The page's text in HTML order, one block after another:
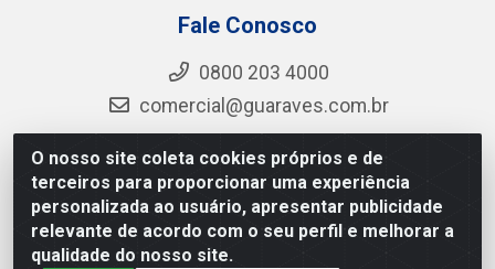
O nosso site coleta cookies próprios e de
terceiros para proporcionar uma experiência
personalizada ao usuário, apresentar publicidade
relevante de acordo com o seu perfil e melhorar a
qualidade do nosso site.
Fale Conosco
0800 203 4000
comercial@guaraves.com.br
Guaraves - PB 075 KM 2, S/N - Zona Rural, Guarabira/PB
- CEP 58.200-000 - CNPJ 12.727.145/0001-78